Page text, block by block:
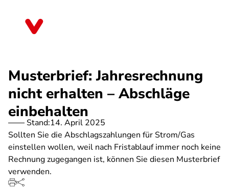
Musterbrief: Jahresrechnung
nicht erhalten – Abschläge
einbehalten
Stand:14. April 2025
Sollten Sie die Abschlagszahlungen für Strom/Gas
einstellen wollen, weil nach Fristablauf immer noch keine
Rechnung zugegangen ist, können Sie diesen Musterbrief
verwenden.